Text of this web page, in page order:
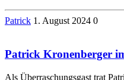
Patrick 1. August 2024 0
Patrick Kronenberger
Als Überraschungsgast trat